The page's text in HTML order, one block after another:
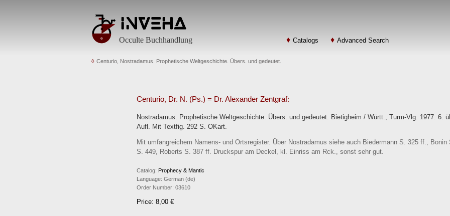
Occulte Buchhandlung Catalogs Advanced Search
Centurio, Nostradamus. Prophetische Weltgeschichte. Übers. und gedeutet.
Centurio, Dr. N. (Ps.) = Dr. Alexander Zentgraf:
Nostradamus. Prophetische Weltgeschichte. Übers. und gedeutet. Bietigheim / Württ., Turm-Vlg. 1977. 6.
Aufl. Mit Textfig. 292 S. OKart.
Mit umfangreichem Namens- und Ortsregister. Über Nostradamus siehe auch Biedermann S. 325 ff.,
S. 449, Roberts S. 387 ff. Druckspur am Deckel, kl. Einriss am Rck., sonst sehr gut.
Catalog: Prophecy & Mantic
Language: German (de)
Order Number: 03610
Price: 8,00 €